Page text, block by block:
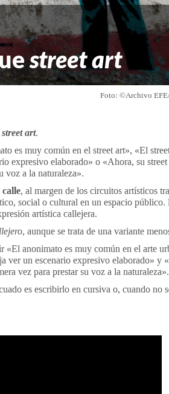
street art
Foto: ©Archivo
street art.
es muy común en el street art», «El
expresivo elaborado» o «Ahora, su street
voz a la naturaleza».
calle, al margen de los circuitos artísticos
social o cultural en un espacio público.
artística callejera.
aunque se trata de una variante
«El anonimato es muy común en el arte
ver un escenario expresivo elaborado» y
vez para prestar su voz a la naturaleza».
es escribirlo en cursiva o, cuando no